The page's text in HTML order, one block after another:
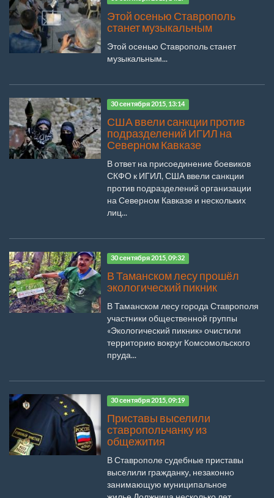
Этой осенью Ставрополь
станет музыкальным
Этой осенью Ставрополь станет
музыкальным...
30 сентября 2015, 13:14
США ввели санкции против
подразделений ИГИЛ на
Северном Кавказе
В ответ на присоединение боевиков
СКФО к ИГИЛ, США ввели санкции
против подразделений организации
на Северном Кавказе и нескольких
лиц...
30 сентября 2015, 09:32
В Таманском лесу прошёл
экологический пикник
В Таманском лесу города Ставрополя
участники общественной группы
«Экологический пикник» очистили
территорию вокруг Комсомольского
пруда...
30 сентября 2015, 09:19
Приставы выселили
ставропольчанку из
общежития
В Ставрополе судебные приставы
выселили гражданку, незаконно
занимающую муниципальное